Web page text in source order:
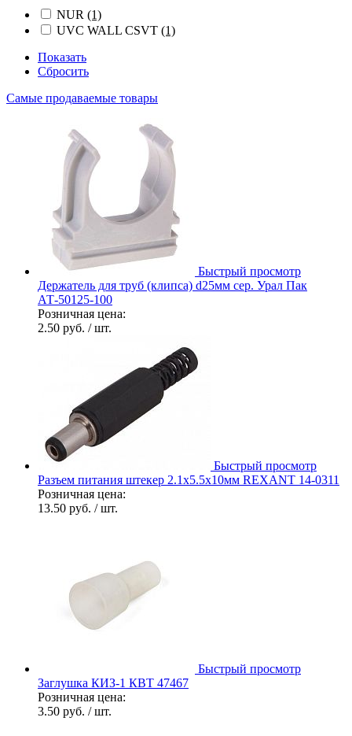
NUR (1)
UVC WALL CSVT (1)
Показать
Сбросить
Самые продаваемые товары
Быстрый просмотр
Держатель для труб (клипса) d25мм сер. Урал Пак
АТ-50125-100
Розничная цена:
2.50 руб. / шт.
Быстрый просмотр
Разъем питания штекер 2.1х5.5х10мм REXANT 14-0311
Розничная цена:
13.50 руб. / шт.
Быстрый просмотр
Заглушка КИЗ-1 КВТ 47467
Розничная цена:
3.50 руб. / шт.